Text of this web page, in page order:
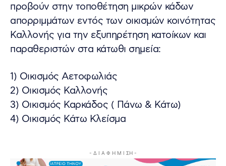
προβούν στην τοποθέτηση μικρών κάδων
απορριμμάτων εντός των οικισμών κοινότητας
Καλλονής για την εξυπηρέτηση κατοίκων και
παραθεριστών στα κάτωθι σημεία:
1) Οικισμός Αετοφωλιάς
2) Οικισμός Καλλονής
3) Οικισμός Καρκάδος ( Πάνω & Κάτω)
4) Οικισμός Κάτω Κλείσμα
- Δ Ι Α Φ Η Μ Ι ΣΗ -